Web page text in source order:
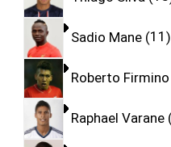
Sadio Mane 11
Roberto Firmino
Raphael Varane